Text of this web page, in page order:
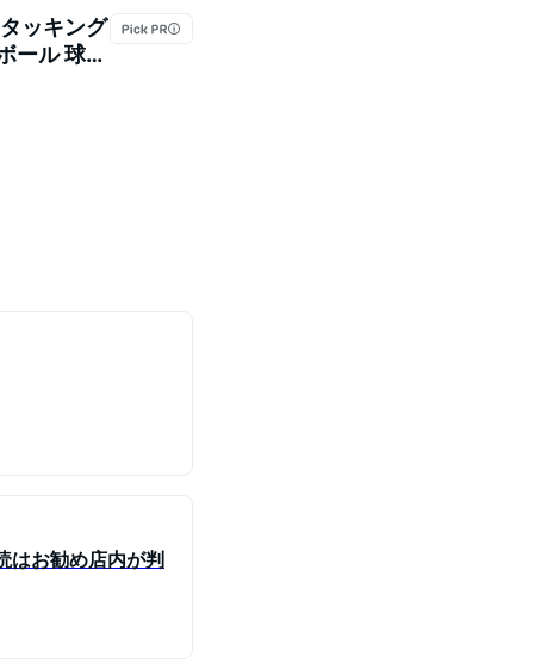
ッキング
ール 球状
お勧め店内が判